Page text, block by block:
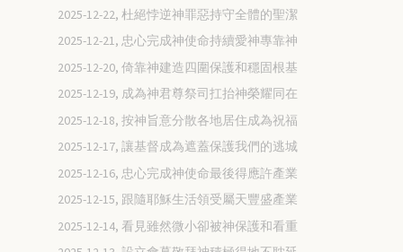
2025-12-22, 杜絕悖逆神罪惡持守全體的聖潔
2025-12-21, 忠心完成神使命持續愛神專靠神
2025-12-20, 倚靠神建造四圍保護和穩固根基
2025-12-19, 成為神君尊祭司扛抬神榮耀同在
2025-12-18, 按神旨意分散各地居住成為祝福
2025-12-17, 讓基督成為遮蓋保護我們的逃城
2025-12-16, 忠心完成神使命最後得應許產業
2025-12-15, 跟隨耶穌生活領受屬天豐盛產業
2025-12-14, 看見雖然微小卻被神保護和看重